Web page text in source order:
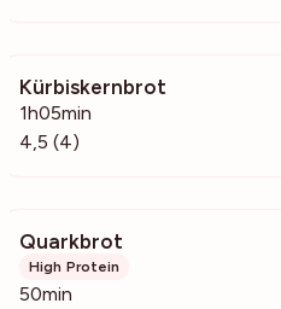
Kürbiskernbrot
1h05min
4,5 (4)
Quarkbrot
High Protein
50min